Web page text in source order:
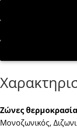
Ζώνες
Μονοζωνικός,